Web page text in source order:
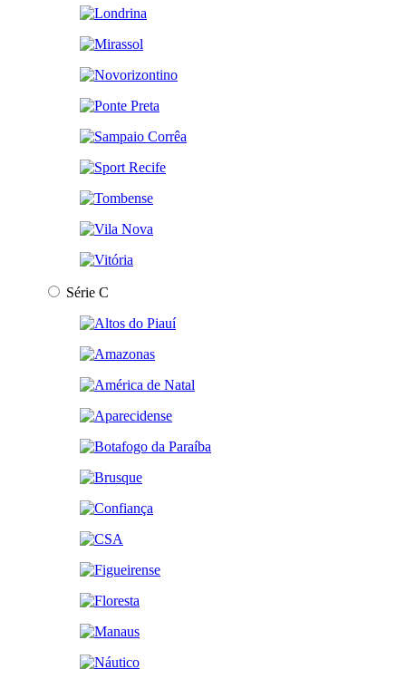
Série C